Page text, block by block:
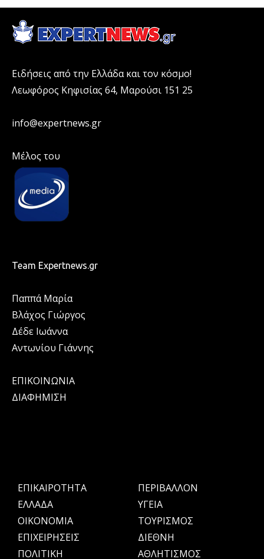
Ειδήσεις από την Ελλάδα και τον κόσμο!
Λεωφόρος Κηφισίας 64, Μαρούσι 151 25
info@expertnews.gr
Μέλος του
Team Expertnews.gr
Παππά Μαρία
Βλάχος Γιώργος
Δέδε Ιωάννα
Αντωνίου Γιάννης
ΕΠΙΚΟΙΝΩΝΙΑ
ΔΙΑΦΗΜΙΣΗ
ΕΠΙΚΑΙΡΟΤΗΤΑ
ΕΛΛΑΔΑ
OIKONOMIA
ΕΠΙΧΕΙΡΗΣΕΙΣ
ΠΟΛΙΤΙΚΗ
ΠΕΡΙΒΑΛΛΟΝ
ΥΓΕΙΑ
ΤΟΥΡΙΣΜΟΣ
ΔΙΕΘΝΗ
ΑΘΛΗΤΙΣΜΟΣ